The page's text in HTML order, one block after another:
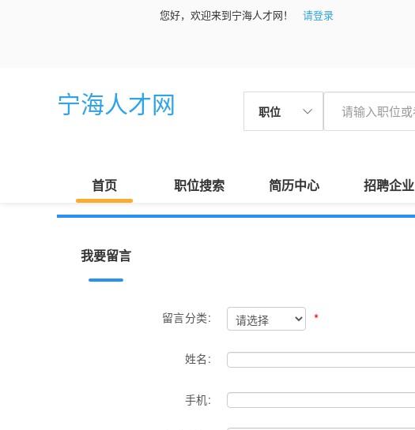
您好，欢迎来到宁海人才网！
请登录
宁海人才网 职位
首页 职位搜索 简历中心 招聘企业
我要留言
留言分类: *
姓名:
手机: